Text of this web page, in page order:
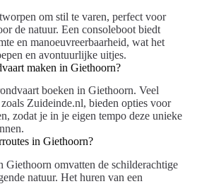
om stil te varen, perfect voor
de natuur. Een consoleboot biedt
en manoeuvreerbaarheid, wat het
en avontuurlijke uitjes.
maken in Giethoorn?
boeken in Giethoorn. Veel
Zuideinde.nl, bieden opties voor
zodat je in je eigen tempo deze unieke
in Giethoorn?
Giethoorn omvatten de schilderachtige
natuur. Het huren van een